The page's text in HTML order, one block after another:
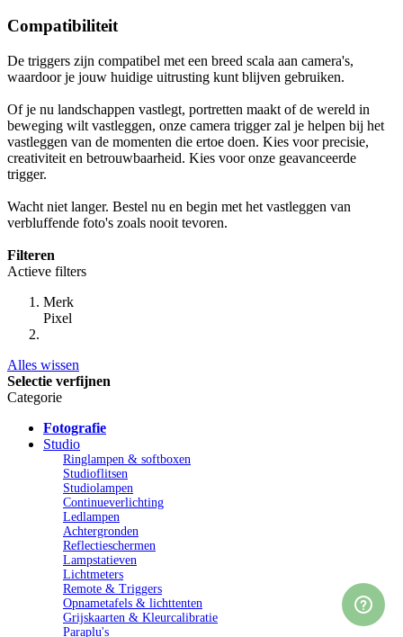
Compatibiliteit
De triggers zijn compatibel met een breed scala aan camera's,
waardoor je jouw huidige uitrusting kunt blijven gebruiken.
Of je nu landschappen vastlegt, portretten maakt of de wereld in
beweging wilt vastleggen, onze camera trigger zal je helpen bij het
vastleggen van de momenten die ertoe doen. Kies voor precisie,
creativiteit en betrouwbaarheid. Kies voor onze geavanceerde
trigger.
Wacht niet langer. Bestel nu en begin met het vastleggen van
verbluffende foto's zoals nooit tevoren.
Filteren
Actieve filters
Merk
Pixel
Alles wissen
Selectie verfijnen
Categorie
Fotografie
Studio
Ringlampen & softboxen
Studioflitsen
Studiolampen
Continueverlichting
Ledlampen
Achtergronden
Reflectieschermen
Lampstatieven
Lichtmeters
Remote & Triggers
Opnametafels & lichttenten
Grijskaarten & Kleurcalibratie
Paraplu's